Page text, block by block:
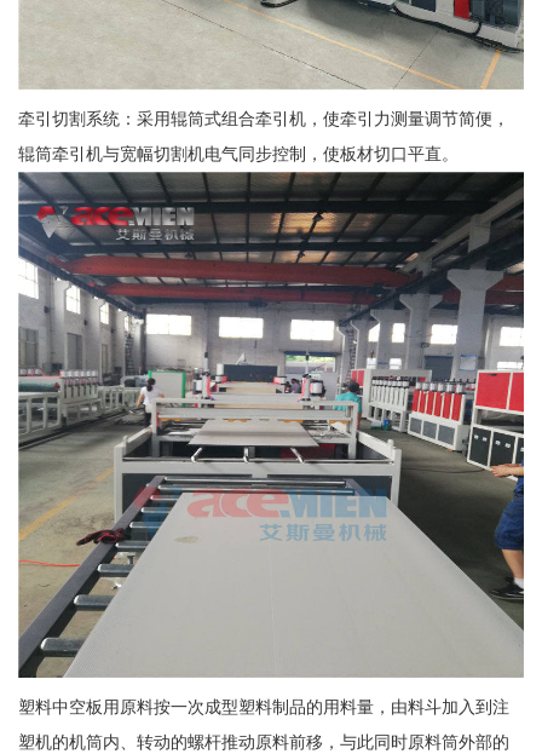
牵引切割系统：采用辊筒式组合牵引机，使牵引力测量调节简便，
辊筒牵引机与宽幅切割机电气同步控制，使板材切口平直。
塑料中空板用原料按一次成型塑料制品的用料量，由料斗加入到注
塑机的机筒内、转动的螺杆推动原料前移，与此同时原料筒外部的